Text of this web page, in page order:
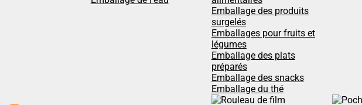
Emballage des produits
surgelés
Emballages pour fruits et
légumes
Emballage des plats
préparés
Emballage des snacks
Emballage du thé